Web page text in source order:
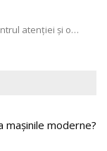
atenției şi o…
mașinile moderne?